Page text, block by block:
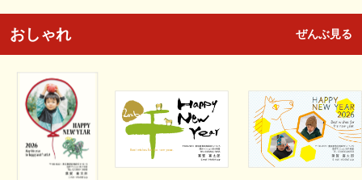
おしゃれ ぜんぶ見る